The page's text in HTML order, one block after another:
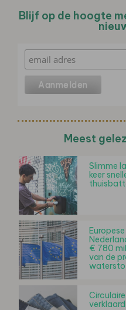
Blijf op de hoogte
Meest
Slimme
keer
€ 780
van de
verklaard